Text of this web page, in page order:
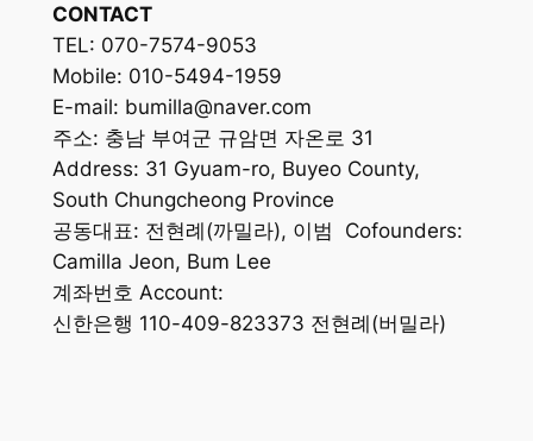
CONTACT
TEL: 070-7574-9053
Mobile: 010-5494-1959
E-mail: bumilla@naver.com
주소: 충남 부여군 규암면 자온로 31
Address: 31 Gyuam-ro, Buyeo County,
South Chungcheong Province
공동대표: 전현례(까밀라), 이범 Cofounders:
Camilla Jeon, Bum Lee
계좌번호 Account:
신한은행 110-409-823373 전현례(버밀라)